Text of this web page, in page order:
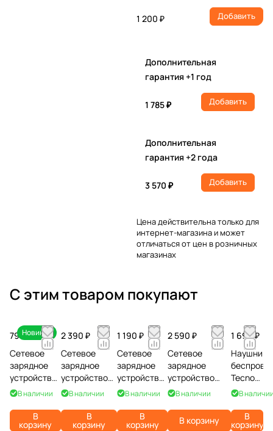
1 200 ₽ Добавить
Дополнительная
гарантия +1 год
1 785 ₽ Добавить
Дополнительная
гарантия +2 года
3 570 ₽ Добавить
Цена действительна только для
интернет-магазина и может
отличаться от цен в розничных
магазинах
С этим товаром покупают
Новинка
790 ₽
Сетевое
зарядное
устройство
Zibelino Fast
Type-C PD,
белый
В наличии
В
корзину
2 390 ₽
Сетевое
зарядное
устройство
Baseus GAN
P10176800213-
00, белый
В наличии
В
корзину
1 190 ₽
Сетевое
зарядное
устройство
Borasco
Charge
PD+QC, 45W,
В наличии
В
корзину
2 590 ₽
Сетевое
зарядное
устройство
Remax Mecha
U106, 2 Type-C
+ USB, 140W,
В наличии
В корзину
1 690 ₽
Наушники
Tecno
Buds 4,
В
В
корзину